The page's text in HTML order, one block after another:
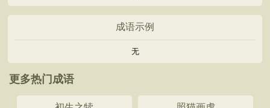
成语示例
无
更多热门成语